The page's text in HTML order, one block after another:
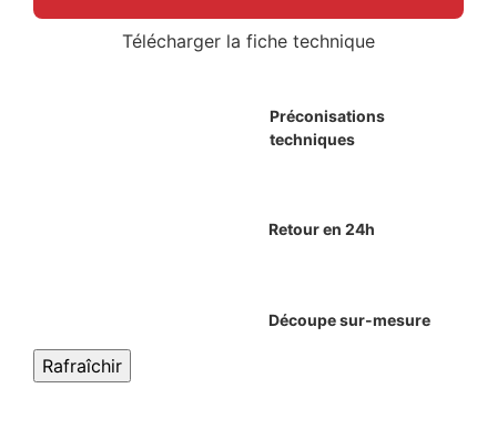
Télécharger la fiche technique
Préconisations
techniques
Retour en 24h
Découpe sur-mesure